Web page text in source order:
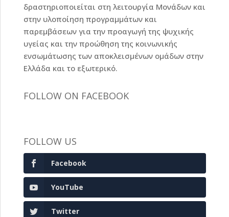
δραστηριοποιείται στη λειτουργία Μονάδων και
στην υλοποίηση προγραμμάτων και
παρεμβάσεων για την προαγωγή της ψυχικής
υγείας και την προώθηση της κοινωνικής
ενσωμάτωσης των αποκλεισμένων ομάδων στην
Ελλάδα και το εξωτερικό.
FOLLOW ON FACEBOOK
FOLLOW US
Facebook
YouTube
Twitter